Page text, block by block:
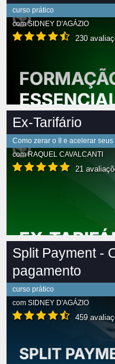
curso prático
comSIDNEY D'AGÁZIO
230
Ex-Tarifário
Como zerar o II e acelerar
comRAQUEL CAVALCANTI
21
Split Payment -
pagamento
curso prático
com SIDNEY D'AGÁZIO
459